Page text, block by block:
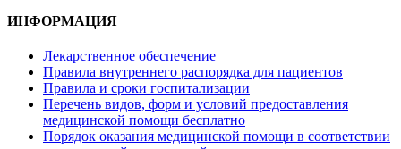
ИНФОРМАЦИЯ
Лекарственное обеспечение
Правила внутреннего распорядка для пациентов
Правила и сроки госпитализации
Перечень видов, форм и условий предоставления
медицинской помощи бесплатно
Порядок оказания медицинской помощи в соответствии